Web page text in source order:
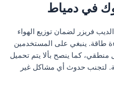
في دمياط
فريزر لضمان توزيع الهواء
طاقة. ينبغي على المستخدمين
منطقي، كما ينصح بألا يتم تحميل
لتجنب حدوث أي مشاكل غير